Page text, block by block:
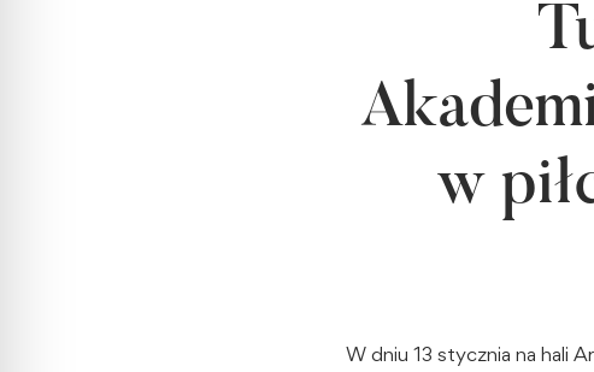
w
W dniu 13 stycznia na hali